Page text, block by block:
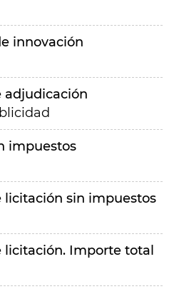
innovación
adjudicación
impuestos
licitación sin impuestos
licitación. Importe total